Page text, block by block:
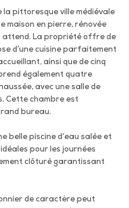
la pittoresque ville médiévale
maison en pierre, rénovée
attend. La propriété offre de
d’une cuisine parfaitement
ainsi que de cinq
également quatre
avec une salle de
Cette chambre est
bureau.
belle piscine d’eau salée et
pour les journées
clôturé garantissant
de caractère peut